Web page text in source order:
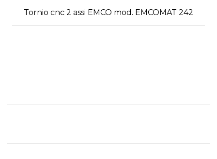
Tornio cnc 2 assi EMCO mod. EMCOMAT 242